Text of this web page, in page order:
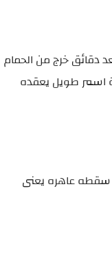
دقائق خرج من الحمام
طويل يعقده
عاهره يعنى